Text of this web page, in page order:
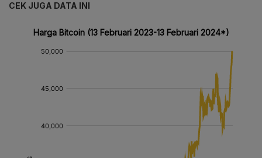
CEK JUGA DATA INI